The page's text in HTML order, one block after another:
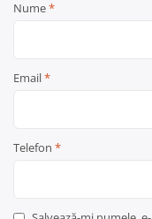
Nume*
Email*
Telefon *